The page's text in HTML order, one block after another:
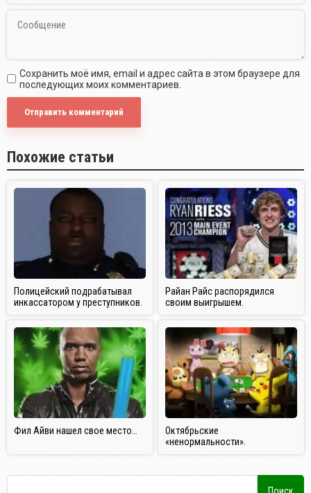
Сохранить моё имя, email и адрес сайта в этом браузере для
последующих моих комментариев.
Похожие статьи
Полицейский подрабатывал
инкассатором у преступников.
Райан Райс распорядился
своим выигрышем.
Фил Айви нашел свое место…
Октябрьские
«ненормальности».